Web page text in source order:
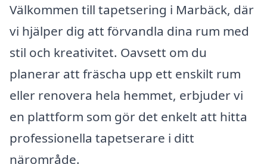
Välkommen till tapetsering i Marbäck, där
vi hjälper dig att förvandla dina rum med
stil och kreativitet. Oavsett om du
planerar att fräscha upp ett enskilt rum
eller renovera hela hemmet, erbjuder vi
en plattform som gör det enkelt att hitta
professionella tapetserare i ditt
närområde.